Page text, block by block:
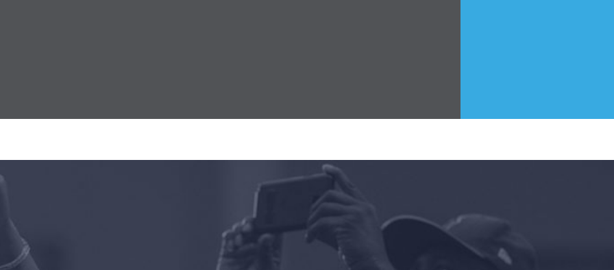
Take Back the Courts
与我们合作
新闻